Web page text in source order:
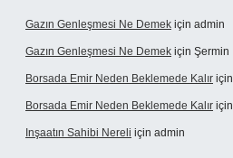
Gazın Genleşmesi Ne Demek için admin
Gazın Genleşmesi Ne Demek için Şermin
Borsada Emir Neden Beklemede Kalır için
Borsada Emir Neden Beklemede Kalır için
Inşaatın Sahibi Nereli için admin